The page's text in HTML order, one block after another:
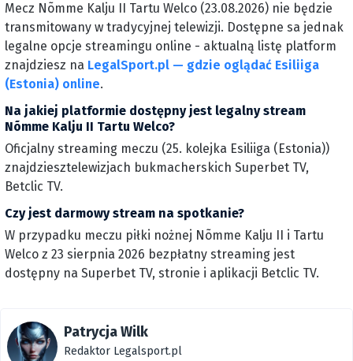
Mecz Nõmme Kalju II Tartu Welco (23.08.2026) nie będzie
transmitowany w tradycyjnej telewizji. Dostępne sa jednak
legalne opcje streamingu online - aktualną listę platform
znajdziesz na LegalSport.pl — gdzie oglądać Esiliiga
(Estonia) online.
Na jakiej platformie dostępny jest legalny stream
Nõmme Kalju II Tartu Welco?
Oficjalny streaming meczu (25. kolejka Esiliiga (Estonia))
znajdziesztelewizjach bukmacherskich Superbet TV,
Betclic TV.
Czy jest darmowy stream na spotkanie?
W przypadku meczu piłki nożnej Nõmme Kalju II i Tartu
Welco z 23 sierpnia 2026 bezpłatny streaming jest
dostępny na Superbet TV, stronie i aplikacji Betclic TV.
Patrycja Wilk
Redaktor Legalsport.pl